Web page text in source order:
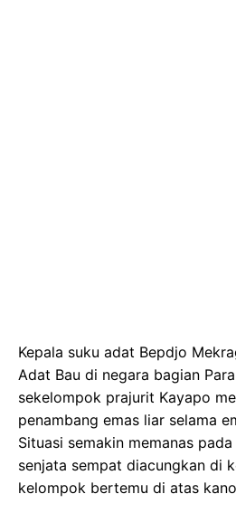
Kepala suku adat Bepdjo
Adat Bau di negara bagian
sekelompok prajurit Kayapo
penambang emas liar selama
Situasi semakin memanas
senjata sempat diacungkan di
kelompok bertemu di atas